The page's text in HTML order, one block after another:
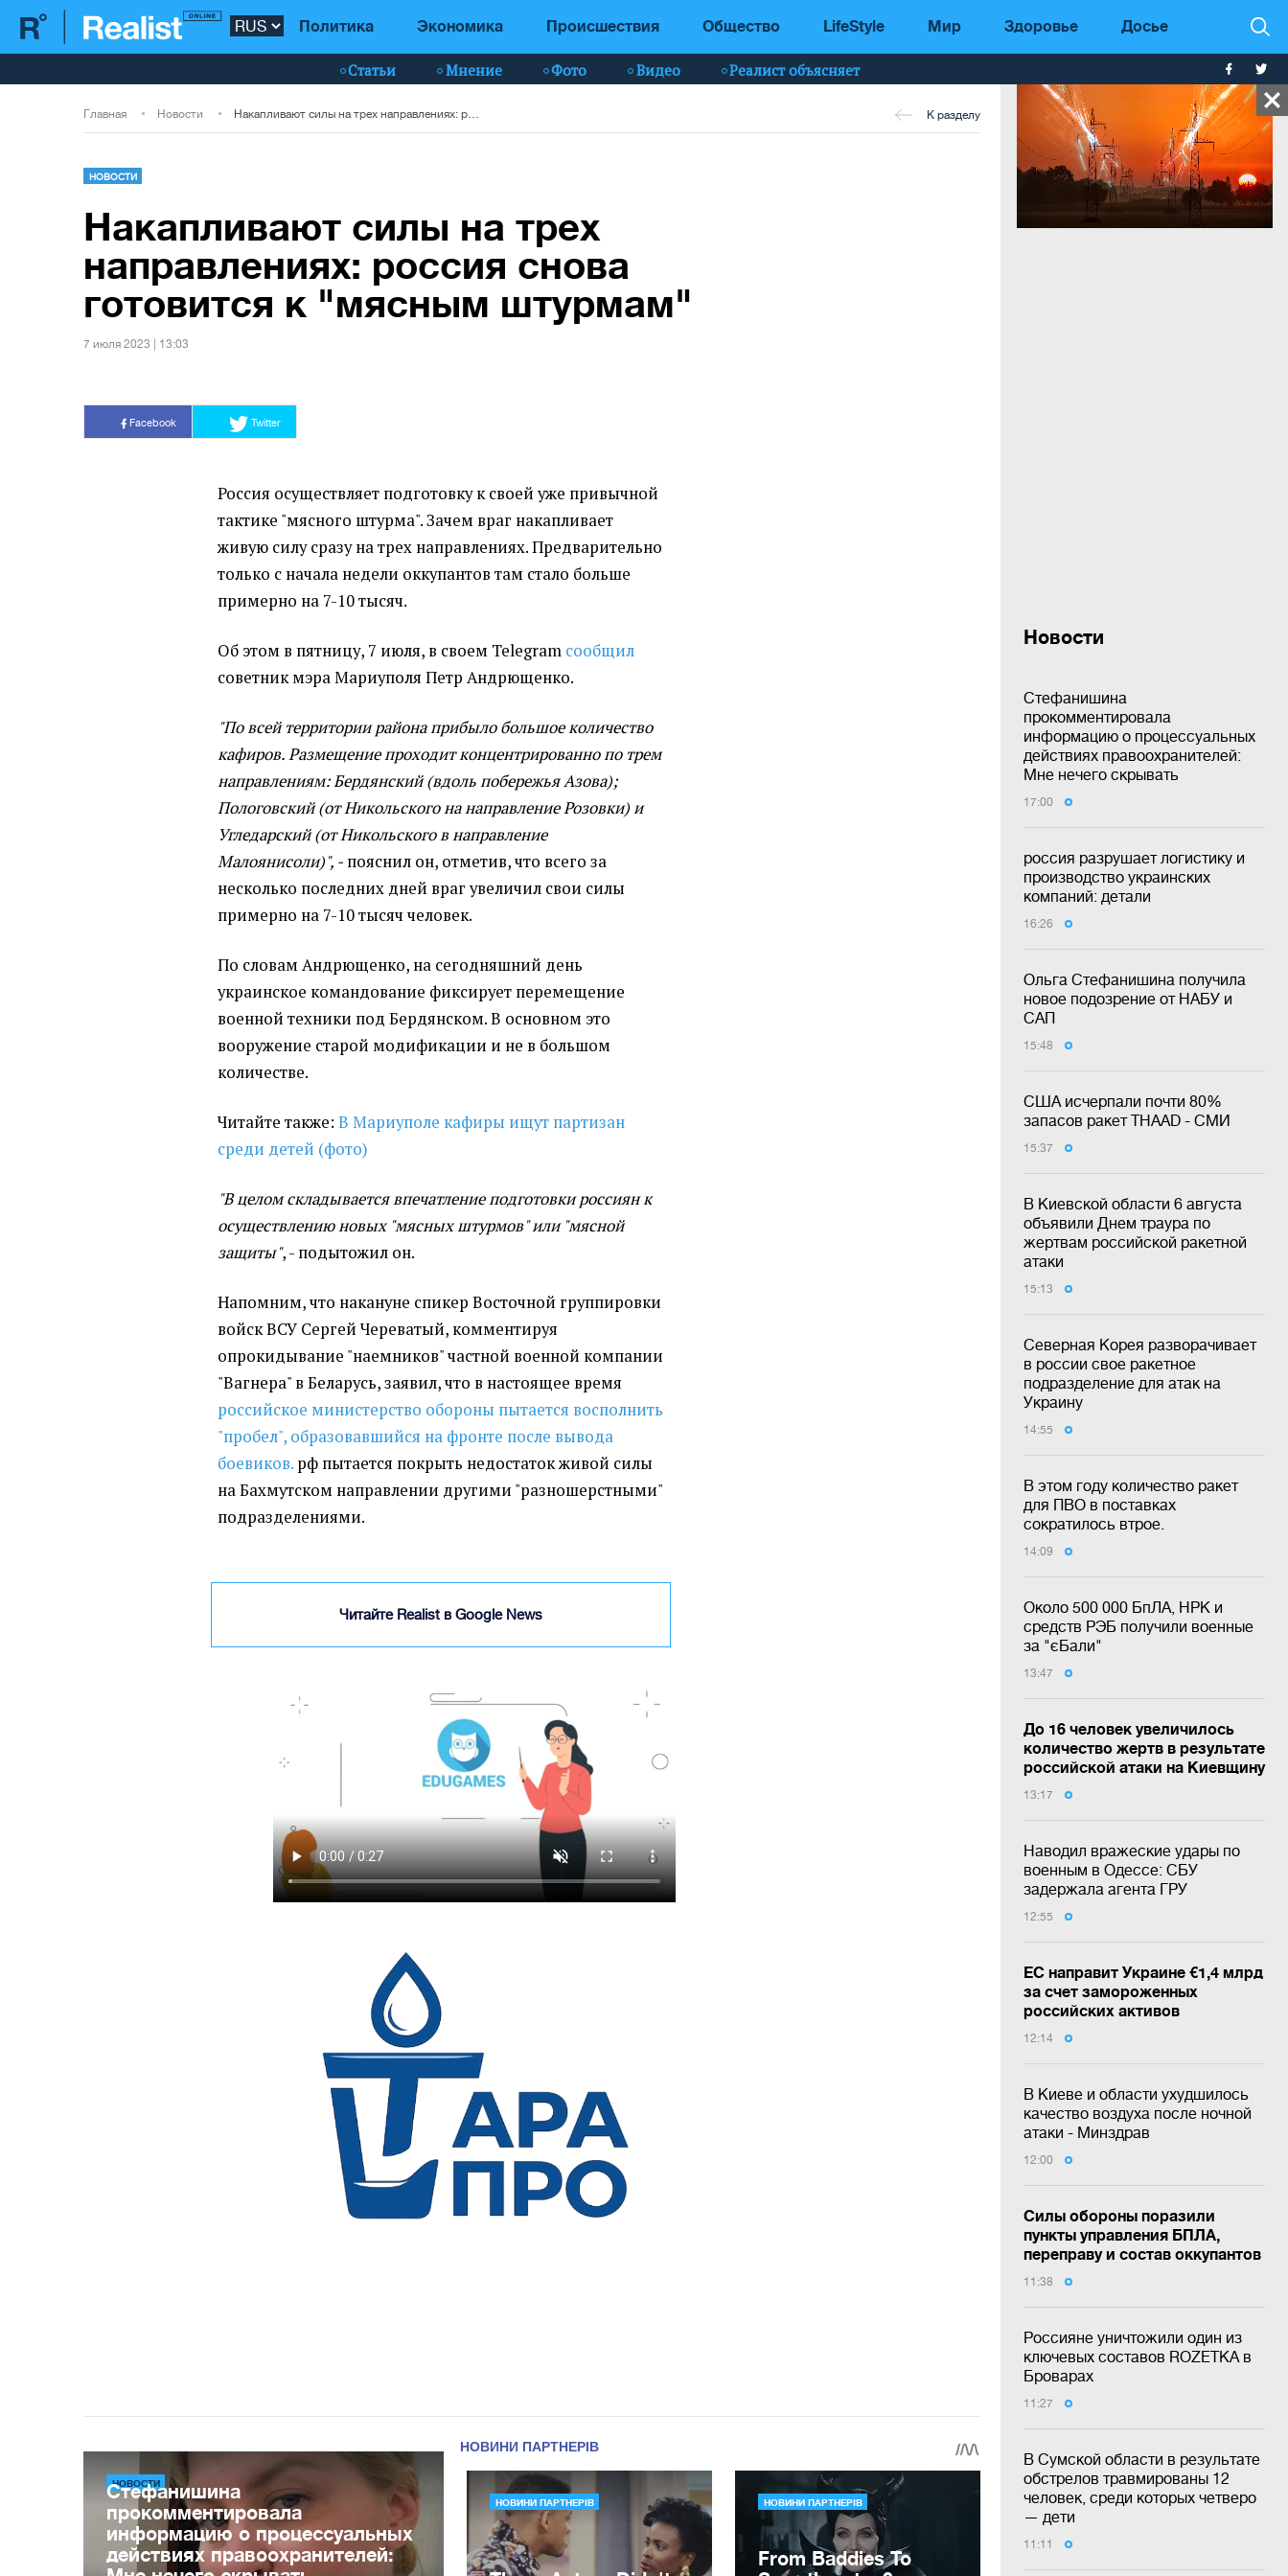
Политика Экономика Происшествия Общество LifeStyle Мир Здоровье Досье
Статьи Мнение Фото Видео Реалист объясняет
Новости
Стефанишина
прокомментировала
информацию о процессуальных
действиях правоохранителей:
Мне нечего скрывать
17:00
россия разрушает логистику и
производство украинских
компаний: детали
16:26
Ольга Стефанишина получила
новое подозрение от НАБУ и
САП
15:48
США исчерпали почти 80%
запасов ракет THAAD - СМИ
15:37
В Киевской области 6 августа
объявили Днем траура по
жертвам российской ракетной
атаки
15:13
Северная Корея разворачивает
в россии свое ракетное
подразделение для атак на
Украину
14:55
В этом году количество ракет
для ПВО в поставках
сократилось втрое.
14:09
Около 500 000 БпЛА, НРК и
средств РЭБ получили военные
за "єБали"
13:47
До 16 человек увеличилось
количество жертв в результате
российской атаки на Киевщину
13:17
Наводил вражеские удары по
военным в Одессе: СБУ
задержала агента ГРУ
12:55
ЕС направит Украине €1,4 млрд
за счет замороженных
российских активов
12:14
В Киеве и области ухудшилось
качество воздуха после ночной
атаки - Минздрав
12:00
Силы обороны поразили
пункты управления БПЛА,
переправу и состав оккупантов
11:38
Россияне уничтожили один из
ключевых составов ROZETKA в
Броварах
11:27
В Сумской области в результате
обстрелов травмированы 12
человек, среди которых четверо
— дети
11:11
Главная Новости К разделу
НОВОСТИ
Накапливают силы на трех
направлениях: россия снова
готовится к "мясным штурмам"
7 июля 2023 | 13:03
Facebook Twitter
Россия осуществляет подготовку к своей уже привычной
тактике "мясного штурма". Зачем враг накапливает
живую силу сразу на трех направлениях. Предварительно
только с начала недели оккупантов там стало больше
примерно на 7-10 тысяч.
Об этом в пятницу, 7 июля, в своем Telegram сообщил
советник мэра Мариуполя Петр Андрющенко.
"По всей территории района прибыло большое количество
кафиров. Размещение проходит концентрированно по трем
направлениям: Бердянский (вдоль побережья Азова);
Пологовский (от Никольского на направление Розовки) и
Угледарский (от Никольского в направление
Малоянисоли)", - пояснил он, отметив, что всего за
несколько последних дней враг увеличил свои силы
примерно на 7-10 тысяч человек.
По словам Андрющенко, на сегодняшний день
украинское командование фиксирует перемещение
военной техники под Бердянском. В основном это
вооружение старой модификации и не в большом
количестве.
Читайте также:В Мариуполе кафиры ищут партизан
среди детей (фото)
"В целом складывается впечатление подготовки россиян к
осуществлению новых "мясных штурмов" или "мясной
защиты", - подытожил он.
Напомним, что накануне спикер Восточной группировки
войск ВСУ Сергей Череватый, комментируя
опрокидывание "наемников" частной военной компании
"Вагнера" в Беларусь, заявил, что в настоящее время
российское министерство обороны пытается восполнить
"пробел", образовавшийся на фронте после вывода
боевиков. рф пытается покрыть недостаток живой силы
на Бахмутском направлении другими "разношерстными"
подразделениями.
Читайте Realist в Google News
НОВОСТИ
Стефанишина
прокомментировала
информацию о процессуальных
действиях правоохранителей: